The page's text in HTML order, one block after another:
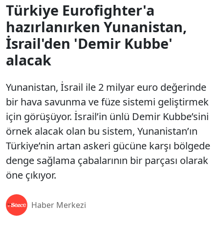
Türkiye Eurofighter'a
hazırlanırken Yunanistan,
İsrail'den 'Demir Kubbe'
alacak
Yunanistan, İsrail ile 2 milyar euro değerinde
bir hava savunma ve füze sistemi geliştirmek
için görüşüyor. İsrail’in ünlü Demir Kubbe’sini
örnek alacak olan bu sistem, Yunanistan’ın
Türkiye’nin artan askeri gücüne karşı bölgede
denge sağlama çabalarının bir parçası olarak
öne çıkıyor.
Haber Merkezi